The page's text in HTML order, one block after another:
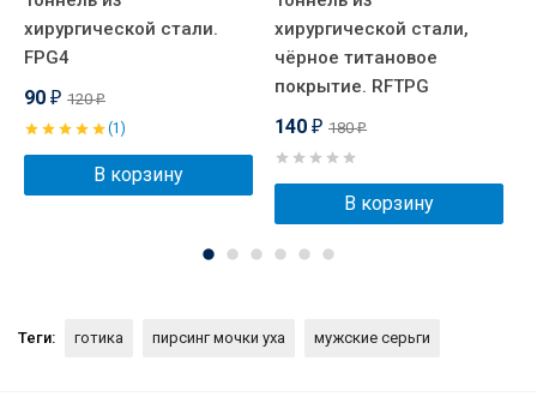
хирургической стали.
FPG4
90 ₽ 120₽
(1)
В корзину
хирургической стали,
чёрное титановое
покрытие. RFTPG
140 ₽ 180₽
В корзину
Теги: готика пирсинг мочки уха мужские серьги